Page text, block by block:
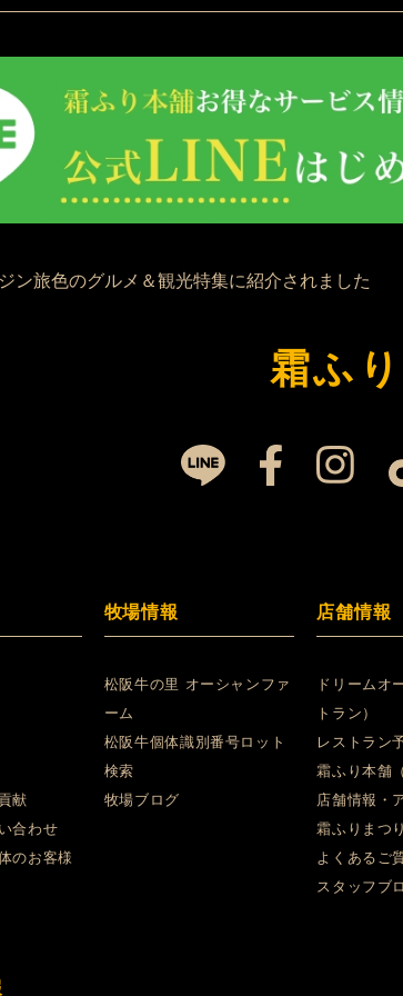
霜ふ
献
合わせ
のお客様
牧場情報
松阪牛の里 オーシャンファ
ーム
松阪牛個体識別番号ロット
検索
牧場ブログ
店舗情報
ドリームオ
トラン）
レストラン
霜ふり本舗
店舗情報・
霜ふりまつり
よくあるご
スタッフブ